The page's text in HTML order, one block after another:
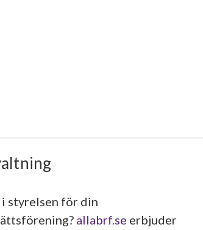
styrelsen för din
allabrf.se erbjuder